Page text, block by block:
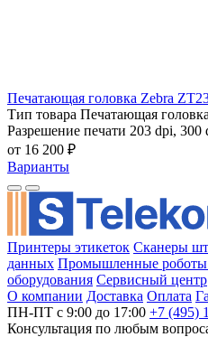
Печатающая головка Zebra
Тип товара Печатающая головка
Разрешение печати 203 dpi, 300
от 16 200 ₽
Варианты
Принтеры этикеток Сканеры
данных Промышленные
оборудования Сервисный центр
О компании Доставка Оплата
ПН-ПТ с 9:00 до 17:00 +7 (495)
Консультация по любым